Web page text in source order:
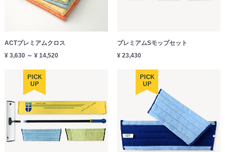
ACTプレミアムクロス
¥ 3,630 ～ ¥ 14,520
プレミアムSモップセット
¥ 23,430